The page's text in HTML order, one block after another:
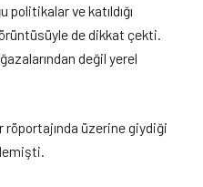
ve katıldığı
de dikkat çekti.
değil yerel
röportajında üzerine giydiği